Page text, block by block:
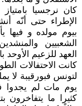
كان نرجسيا
الإطراء حتى أنّه
بيوم مولده و فيها
الشعبيين
العهد للزعيم
كانت الاحتفالات
لتونس فبورقيبة لا
يوم مات لم يجدوا
كثيرا ما يتفاخرون